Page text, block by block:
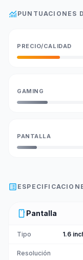
monitoring PUNTUACIONES
PRECIO/CALIDAD
GAMING
PANTALLA
list_alt
smartphone Pantalla
Tipo 1.6
Resolución